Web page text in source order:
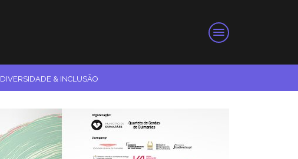
DIVERSIDADE & INCLUSÃO